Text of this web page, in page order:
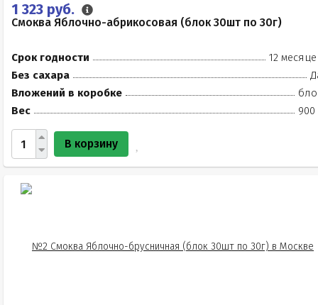
1 323 руб.
Смоква Яблочно-абрикосовая (блок 30шт по 30г)
Срок годности
12
Без сахара
Вложений в коробке
Вес
900
В корзину